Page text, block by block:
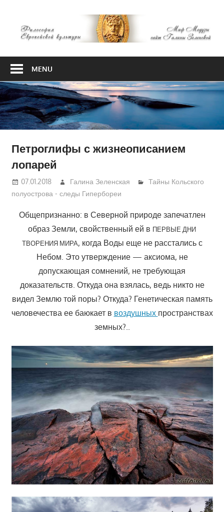
content
Европейской
MENU
Петроглифы с жизнеописанием
лопарей
07.01.2018 Галина Зеленская
Тайны Кольского
полуострова - следы Гипербореи
Общепризнанно: в Северной природе запечатлен
образ Земли, свойственный ей в ПЕРВЫЕ ДНИ
ТВОРЕНИЯ МИРА, когда Воды еще не расстались с
Небом. Это утверждение — аксиома, не
допускающая сомнений, не требующая
доказательств. Откуда она взялась, ведь никто не
видел Землю той поры? Откуда? Генетическая память
человечества ее баюкает в воздушных пространствах
земных?..